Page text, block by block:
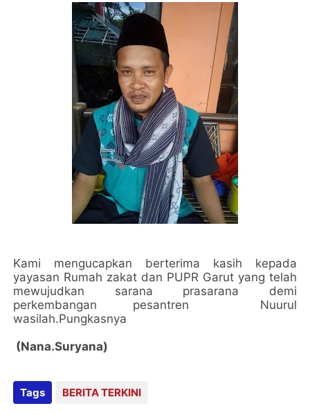
Kami mengucapkan berterima kasih kepada
yayasan Rumah zakat dan PUPR Garut yang telah
mewujudkan sarana prasarana demi
perkembangan pesantren Nuurul
wasilah.Pungkasnya
(Nana.Suryana)
Tags BERITA TERKINI